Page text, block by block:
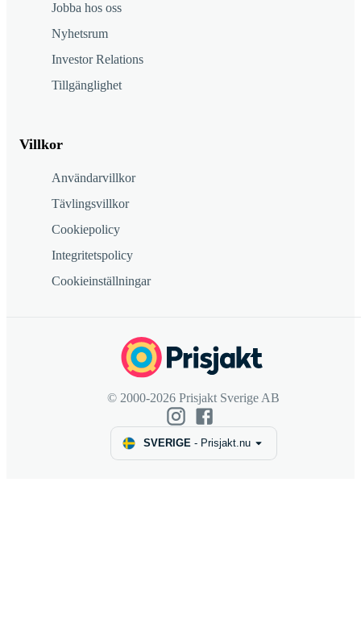
Jobba hos oss
Nyhetsrum
Investor Relations
Tillgänglighet
Villkor
Användarvillkor
Tävlingsvillkor
Cookiepolicy
Integritetspolicy
Cookieinställningar
© 2000-2026 Prisjakt Sverige AB
SVERIGE- Prisjakt.nu